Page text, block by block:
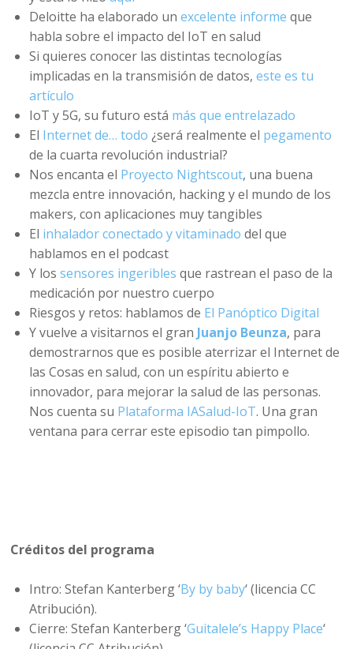
Deloitte ha elaborado unexcelente informe que
habla sobre el impacto del IoT en salud
Si quieres conocer las distintas tecnologías
implicadas en la transmisión de datos,este es tu
artículo
IoT y 5G, su futuro está más que entrelazado
El Internet de… todo ¿será realmente el pegamento
de la cuarta revolución industrial?
Nos encanta el Proyecto Nightscout, una buena
mezcla entre innovación, hacking y el mundo de los
makers, con aplicaciones muy tangibles
El inhalador conectado y vitaminado del que
hablamos en el podcast
Y lossensores ingeribles que rastrean el paso de la
medicación por nuestro cuerpo
Riesgos y retos: hablamos de El Panóptico Digital
Y vuelve a visitarnos el gran Juanjo Beunza, para
demostrarnos que es posible aterrizar el Internet de
las Cosas en salud, con un espíritu abierto e
innovador, para mejorar la salud de las personas.
Nos cuenta su Plataforma IASalud-IoT. Una gran
ventana para cerrar este episodio tan pimpollo.
Créditos del programa
Intro: Stefan Kanterberg ‘By by baby‘ (licencia CC
Atribución).
Cierre: Stefan Kanterberg ‘Guitalele’s Happy Place‘